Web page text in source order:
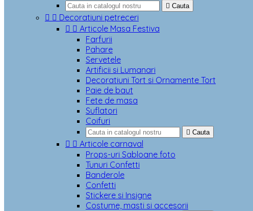
 Cauta
  Decoratiuni petreceri
  Articole Masa Festiva
Farfurii
Pahare
Servetele
Artificii si Lumanari
Decoratiuni Tort si Ornamente Tort
Paie de baut
Fete de masa
Suflatori
Coifuri
 Cauta
  Articole carnaval
Props-uri Sabloane foto
Tunuri Confetti
Banderole
Confetti
Stickere si Insigne
Costume, masti si accesorii